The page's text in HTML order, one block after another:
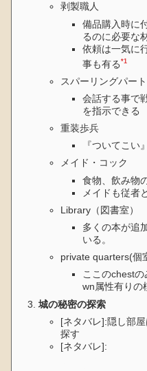
剥製職人
備品購入時に
るのに必要な
依頼は一気に
事も有る*1
スパーリングパー
会話する事で
を指示できる
重装歩兵
『ついてこ
メイド・コック
食物、飲み物
メイドも従者
Library（図書室）
多くの本が追
いる。
private quarters(個
ここのchest
wn属性有りの
城の秘密の探索
[ネタバレ]:隠し部屋
探す
[ネタバレ]: